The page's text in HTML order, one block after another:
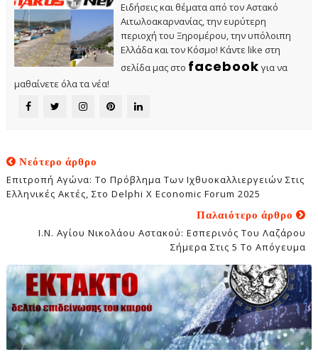
Ειδήσεις και θέματα από τον Αστακό
Αιτωλοακαρνανίας, την ευρύτερη
περιοχή του Ξηρομέρου, την υπόλοιπη
Ελλάδα και τον Κόσμο! Κάντε like στη
σελίδα μας στο facebook για να
μαθαίνετε όλα τα νέα!
Νεότερο άρθρο
Επιτροπή Αγώνα: Το Πρόβλημα Των Ιχθυοκαλλιεργειών Στις
Ελληνικές Ακτές, Στο Delphi X Economic Forum 2025
Παλαιότερο άρθρο
Ι.Ν. Αγίου Νικολάου Αστακού: Εσπερινός Του Λαζάρου
Σήμερα Στις 5 Το Απόγευμα